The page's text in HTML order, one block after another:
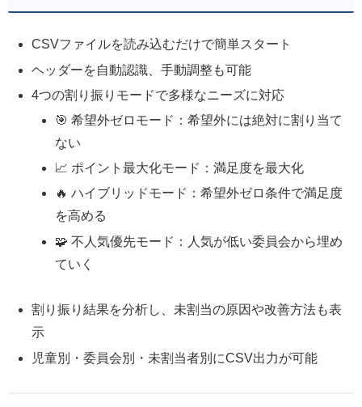
CSVファイルを読み込むだけで簡単スタート
ヘッダーを自動認識、手動調整も可能
4つの割り振りモードで多様なニーズに対応
🎯 希望外ゼロモード：希望外には絶対に割り当て
ない
📈 ポイント最大化モード：満足度を最大化
🔥 ハイブリッドモード：希望外ゼロ条件で満足度
を高める
🧩 不人気優先モード：人気が低い委員会から埋め
ていく
割り振り結果を分析し、未割当の原因や改善方法も表
示
児童別・委員会別・未割当者別にCSV出力が可能